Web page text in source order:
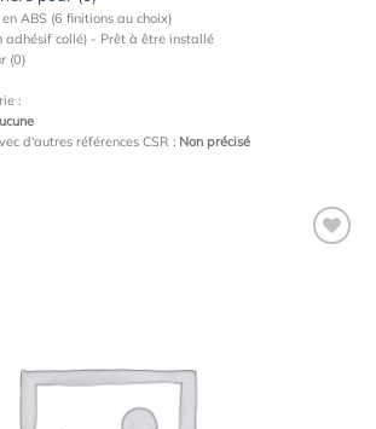
ABS (6 finitions au choix)
adhésif collé) - Prêt à être installé
(0)
:
d'autres références CSR : Non précisé